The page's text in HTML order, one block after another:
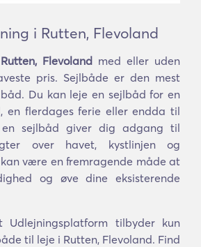
i Rutten, Flevoland
Flevoland med eller uden
pris. Sejlbåde er den mest
Du kan leje en sejlbåd for en
en flerdages ferie eller endda til
sejlbåd giver dig adgang til
over havet, kystlinjen og
være en fremragende måde at
og øve dine eksisterende
Udlejningsplatform tilbyder kun
til leje i Rutten, Flevoland. Find